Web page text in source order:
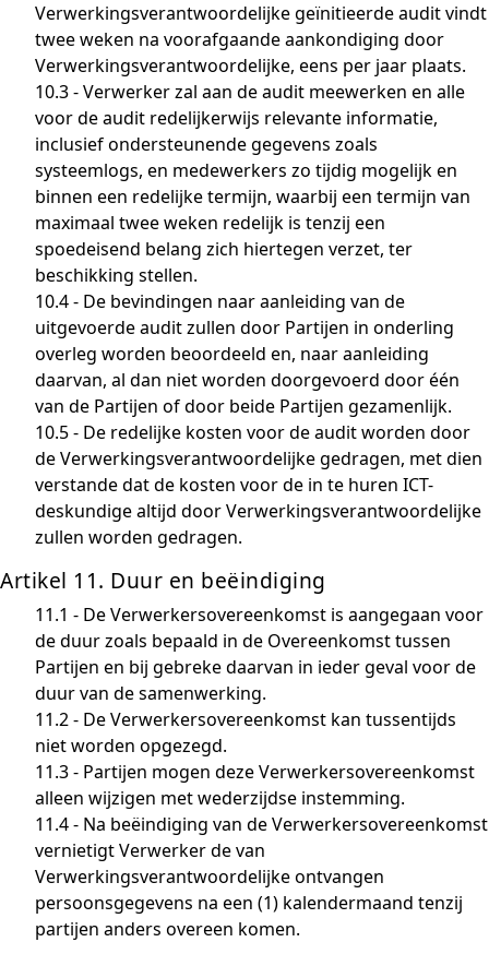
Verwerkingsverantwoordelijke geïnitieerde audit vindt
twee weken na voorafgaande aankondiging door
Verwerkingsverantwoordelijke, eens per jaar plaats.
10.3 - Verwerker zal aan de audit meewerken en alle
voor de audit redelijkerwijs relevante informatie,
inclusief ondersteunende gegevens zoals
systeemlogs, en medewerkers zo tijdig mogelijk en
binnen een redelijke termijn, waarbij een termijn van
maximaal twee weken redelijk is tenzij een
spoedeisend belang zich hiertegen verzet, ter
beschikking stellen.
10.4 - De bevindingen naar aanleiding van de
uitgevoerde audit zullen door Partijen in onderling
overleg worden beoordeeld en, naar aanleiding
daarvan, al dan niet worden doorgevoerd door één
van de Partijen of door beide Partijen gezamenlijk.
10.5 - De redelijke kosten voor de audit worden door
de Verwerkingsverantwoordelijke gedragen, met dien
verstande dat de kosten voor de in te huren ICT-
deskundige altijd door Verwerkingsverantwoordelijke
zullen worden gedragen.
Artikel 11. Duur en beëindiging
11.1 - De Verwerkersovereenkomst is aangegaan voor
de duur zoals bepaald in de Overeenkomst tussen
Partijen en bij gebreke daarvan in ieder geval voor de
duur van de samenwerking.
11.2 - De Verwerkersovereenkomst kan tussentijds
niet worden opgezegd.
11.3 - Partijen mogen deze Verwerkersovereenkomst
alleen wijzigen met wederzijdse instemming.
11.4 - Na beëindiging van de Verwerkersovereenkomst
vernietigt Verwerker de van
Verwerkingsverantwoordelijke ontvangen
persoonsgegevens na een (1) kalendermaand tenzij
partijen anders overeen komen.